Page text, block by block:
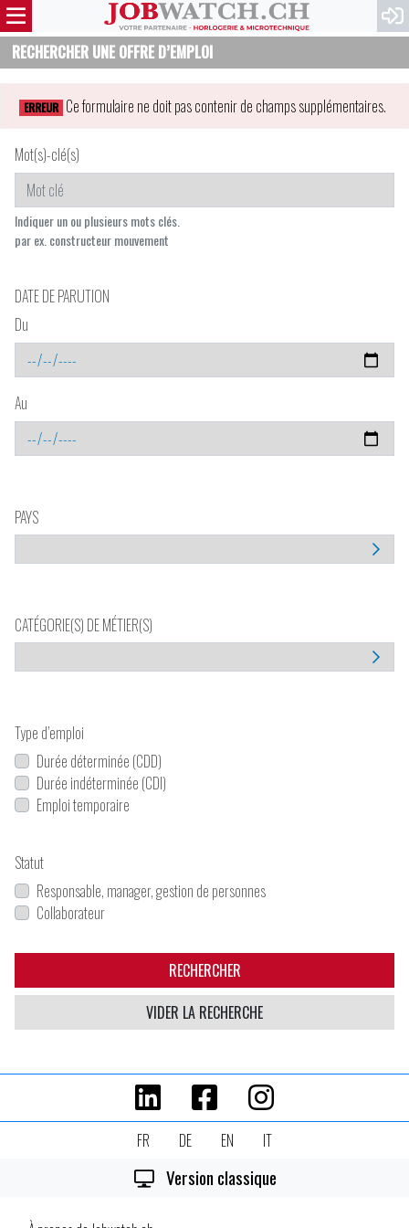
RECHERCHER UNE OFFRE D’EMPLOI
ERREUR Ce formulaire ne doit pas contenir de champs supplémentaires.
Mot(s)-clé(s)
Indiquer un ou plusieurs mots clés.
par ex. constructeur mouvement
DATE DE PARUTION
Du
Au
PAYS
CATÉGORIE(S) DE MÉTIER(S)
Type d’emploi
Durée déterminée (CDD)
Durée indéterminée (CDI)
Emploi temporaire
Statut
Responsable, manager, gestion de personnes
Collaborateur
RECHERCHER
VIDER LA RECHERCHE
FR DE EN IT
Version classique